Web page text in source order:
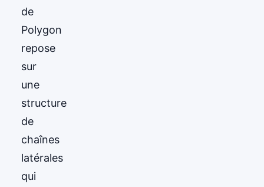
de
Polygon
repose
sur
une
structure
de
chaînes
latérales
qui